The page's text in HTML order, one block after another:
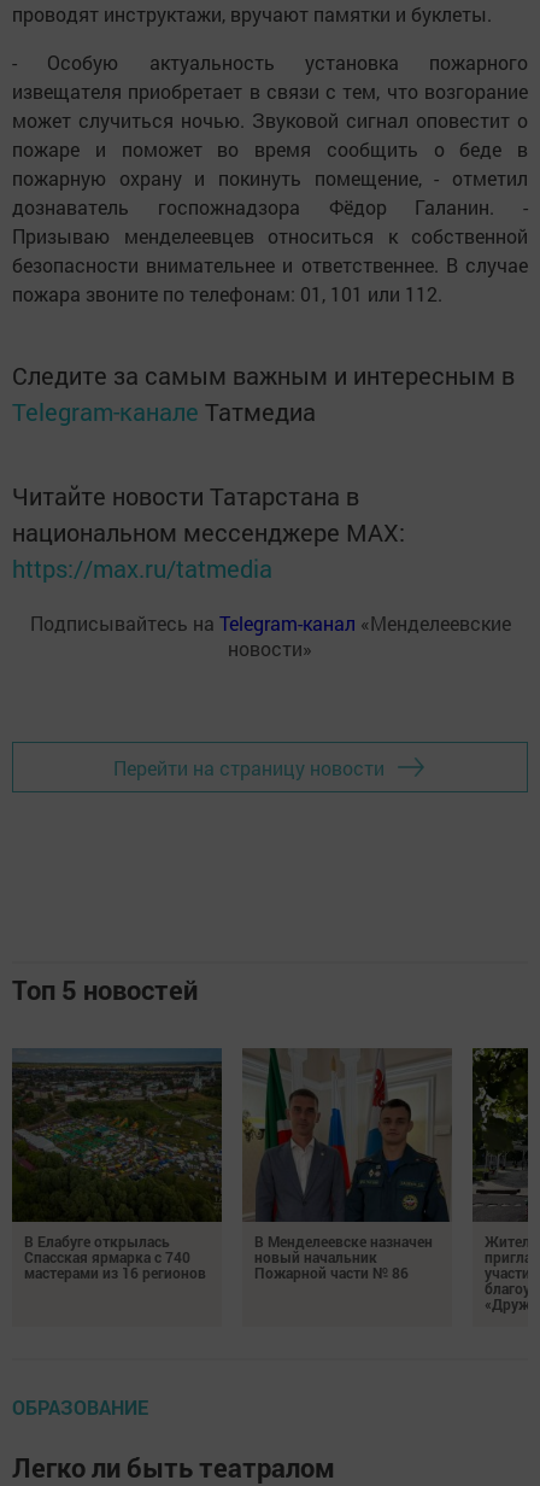
проводят инструктажи, вручают памятки и буклеты.
- Особую актуальность установка пожарного
извещателя приобретает в связи с тем, что возгорание
может случиться ночью. Звуковой сигнал оповестит о
пожаре и поможет во время сообщить о беде в
пожарную охрану и покинуть помещение, - отметил
дознаватель госпожнадзора Фёдор Галанин. -
Призываю менделеевцев относиться к собственной
безопасности внимательнее и ответственнее. В случае
пожара звоните по телефонам: 01, 101 или 112.
Следите за самым важным и интересным в
Telegram-канале Татмедиа
Читайте новости Татарстана в
национальном мессенджере MАХ:
https://max.ru/tatmedia
Подписывайтесь на Telegram-канал «Менделеевские
новости»
Перейти на страницу новости
Топ 5 новостей
В Елабуге открылась
Спасская ярмарка с 740
мастерами из 16 регионов
В Менделеевске назначен
новый начальник
Пожарной части № 86
ОБРАЗОВАНИЕ
Легко ли быть театралом